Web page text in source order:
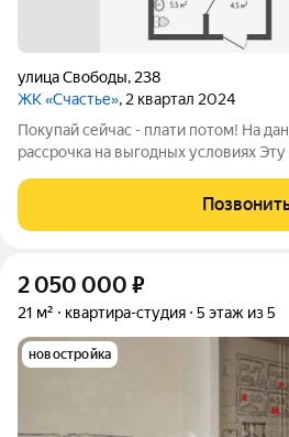
улица Свободы, 238
ЖК «Счастье», 2 квартал 2024
Покупай сейчас - плати потом! На
рассрочка на выгодных условиях
«Счастье» с первой покупкой!
этаже в современном ЖК
2 050 000 ₽
21 м² квартира-студия 5 этаж из 5
новостройка